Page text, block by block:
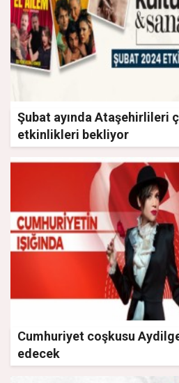
Şubat ayında Ataşehirlileri
etkinlikleri bekliyor
Cumhuriyet coşkusu
edecek